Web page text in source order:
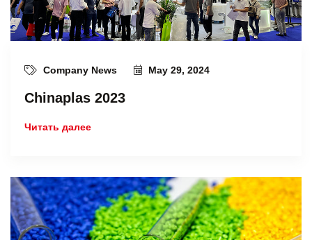
Company News May 29, 2024
Chinaplas 2023
Читать далее